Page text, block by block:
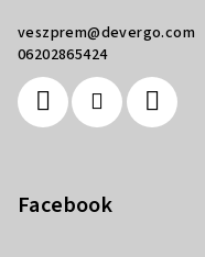
veszprem@devergo.com
06202865424
Facebook